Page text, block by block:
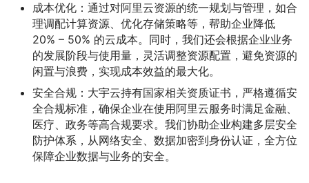
成本优化：通过对阿里云资源的统一规划与管理，如合
理调配计算资源、优化存储策略等，帮助企业降低
20% – 50% 的云成本。同时，我们还会根据企业业务
的发展阶段与使用量，灵活调整资源配置，避免资源的
闲置与浪费，实现成本效益的最大化。
安全合规：大宇云持有国家相关资质证书，严格遵循安
全合规标准，确保企业在使用阿里云服务时满足金融、
医疗、政务等高合规要求。我们协助企业构建多层安全
防护体系，从网络安全、数据加密到身份认证，全方位
保障企业数据与业务的安全。